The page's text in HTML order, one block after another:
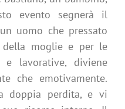
evento segnerà il
uomo che pressato
della moglie e per le
e lavorative, diviene
che emotivamente.
doppia perdita, e vi